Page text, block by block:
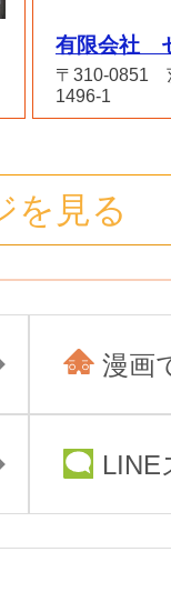
有限会社
〒310-0851
1496-1
を見る
漫画
LINE